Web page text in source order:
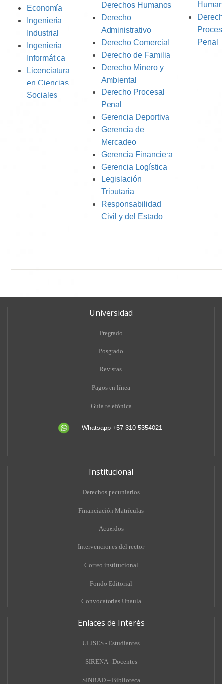
Economía
Ingeniería
Industrial
Ingeniería
Informática
Licenciatura
en Ciencias
Sociales
Derechos Humanos
Derecho
Administrativo
Derecho Comercial
Derecho de Familia
Derecho Minero y
Ambiental
Derecho Procesal
Penal
Gerencia Deportiva
Gerencia de
Mercadeo
Gerencia Financiera
Gerencia Logística
Legislación
Tributaria
Responsabilidad
Civil y del Estado
Penal
Universidad
Pregrado
Posgrado
Revistas
Pagos en línea
Guía telefónica
Whatsapp +57 310 5354021
Institucional
Derechos pecuniarios
Financiación Matrículas
Acuerdos
Intervenciones del rector
Correo institucional
Fondo Editorial
Convocatorias Unaula
Enlaces de Interés
ULISES - Estudiantes
SIRENA - Docentes
SINBAD – Biblioteca